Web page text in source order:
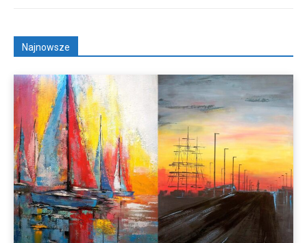
Najnowsze